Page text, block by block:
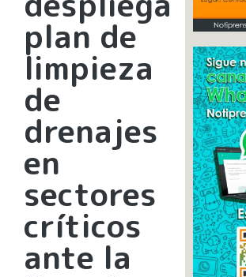
plan de
limpieza
de
drenajes
en
sectores
críticos
ante la